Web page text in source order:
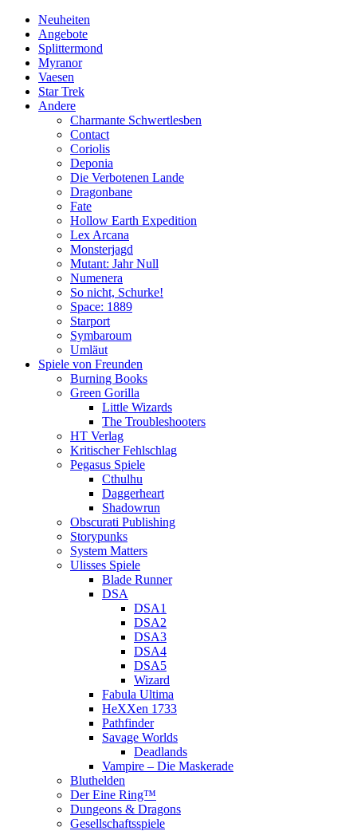
Neuheiten
Angebote
Splittermond
Myranor
Vaesen
Star Trek
Andere
Charmante Schwertlesben
Contact
Coriolis
Deponia
Die Verbotenen Lande
Dragonbane
Fate
Hollow Earth Expedition
Lex Arcana
Monsterjagd
Mutant: Jahr Null
Numenera
So nicht, Schurke!
Space: 1889
Starport
Symbaroum
Umläut
Spiele von Freunden
Burning Books
Green Gorilla
Little Wizards
The Troubleshooters
HT Verlag
Kritischer Fehlschlag
Pegasus Spiele
Cthulhu
Daggerheart
Shadowrun
Obscurati Publishing
Storypunks
System Matters
Ulisses Spiele
Blade Runner
DSA
DSA1
DSA2
DSA3
DSA4
DSA5
Wizard
Fabula Ultima
HeXXen 1733
Pathfinder
Savage Worlds
Deadlands
Vampire – Die Maskerade
Bluthelden
Der Eine Ring™
Dungeons & Dragons
Gesellschaftsspiele